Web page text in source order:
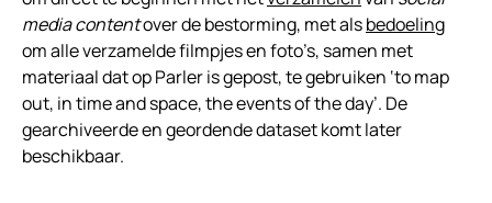
media contentover de bestorming, met alsbedoeling
om alle verzamelde filmpjes en foto’s, samen met
materiaal dat op Parler is gepost, te gebruiken ‘to map
out, in time and space, the events of the day’. De
gearchiveerde en geordende dataset komt later
beschikbaar.